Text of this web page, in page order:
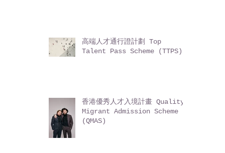
高端人才通行證計劃 Top
Talent Pass Scheme (TTPS)
香港優秀人才入境計畫 Quality
Migrant Admission Scheme
(QMAS)